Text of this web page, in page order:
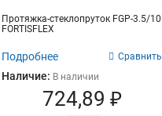
Протяжка-стеклопруток FGP-3.5/10
FORTISFLEX
Подробнее Сравнить
Наличие: В наличии
724,89 ₽